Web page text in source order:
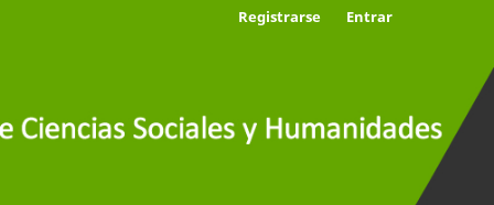
Registrarse Entrar